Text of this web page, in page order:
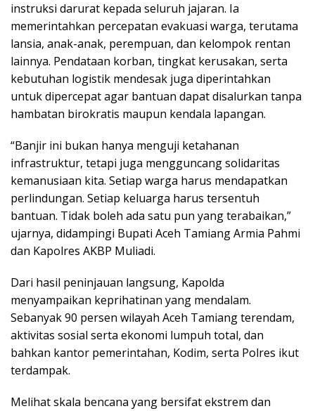
instruksi darurat kepada seluruh jajaran. Ia
memerintahkan percepatan evakuasi warga, terutama
lansia, anak-anak, perempuan, dan kelompok rentan
lainnya. Pendataan korban, tingkat kerusakan, serta
kebutuhan logistik mendesak juga diperintahkan
untuk dipercepat agar bantuan dapat disalurkan tanpa
hambatan birokratis maupun kendala lapangan.
“Banjir ini bukan hanya menguji ketahanan
infrastruktur, tetapi juga mengguncang solidaritas
kemanusiaan kita. Setiap warga harus mendapatkan
perlindungan. Setiap keluarga harus tersentuh
bantuan. Tidak boleh ada satu pun yang terabaikan,”
ujarnya, didampingi Bupati Aceh Tamiang Armia Pahmi
dan Kapolres AKBP Muliadi.
Dari hasil peninjauan langsung, Kapolda
menyampaikan keprihatinan yang mendalam.
Sebanyak 90 persen wilayah Aceh Tamiang terendam,
aktivitas sosial serta ekonomi lumpuh total, dan
bahkan kantor pemerintahan, Kodim, serta Polres ikut
terdampak.
Melihat skala bencana yang bersifat ekstrem dan